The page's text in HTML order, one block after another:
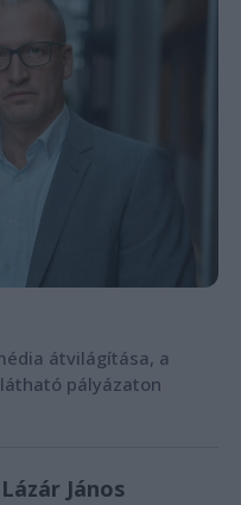
átvilágítása, a
pályázaton
János